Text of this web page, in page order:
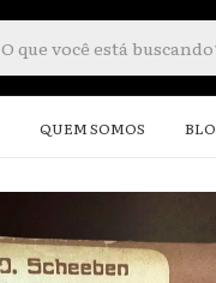
QUEM SOMOS